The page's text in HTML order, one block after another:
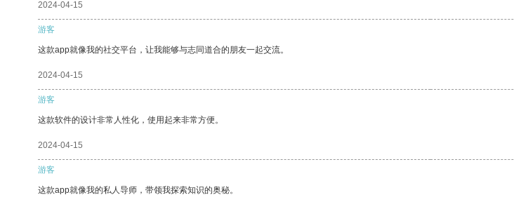
2024-04-15
游客
这款app就像我的社交平台，让我能够与志同道合的朋友一起交流。
2024-04-15
游客
这款软件的设计非常人性化，使用起来非常方便。
2024-04-15
游客
这款app就像我的私人导师，带领我探索知识的奥秘。